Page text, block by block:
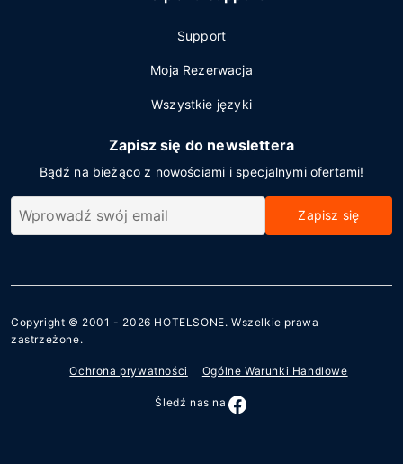
Support
Moja Rezerwacja
Wszystkie języki
Zapisz się do newslettera
Bądź na bieżąco z nowościami i specjalnymi ofertami!
Zapisz się
Copyright © 2001 - 2026 HOTELSONE. Wszelkie prawa
zastrzeżone.
Ochrona prywatności Ogólne Warunki Handlowe
Śledź nas na